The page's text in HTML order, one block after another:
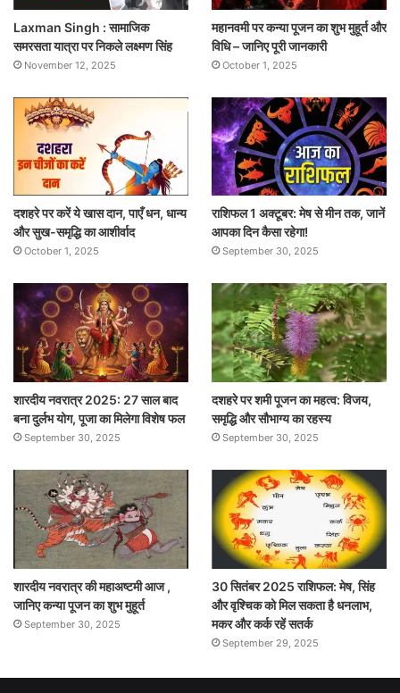
Laxman Singh : सामाजिक
समरसता यात्रा पर निकले लक्ष्मण सिंह
November 12, 2025
महानवमी पर कन्या पूजन का शुभ मुहूर्त और
विधि – जानिए पूरी जानकारी
October 1, 2025
दशहरे पर करें ये खास दान, पाएँ धन, धान्य
और सुख-समृद्धि का आशीर्वाद
October 1, 2025
राशिफल 1 अक्टूबर: मेष से मीन तक, जानें
आपका दिन कैसा रहेगा!
September 30, 2025
शारदीय नवरात्र 2025: 27 साल बाद
बना दुर्लभ योग, पूजा का मिलेगा विशेष फल
September 30, 2025
दशहरे पर शमी पूजन का महत्व: विजय,
समृद्धि और सौभाग्य का रहस्य
September 30, 2025
शारदीय नवरात्र की महाअष्टमी आज ,
जानिए कन्या पूजन का शुभ मुहूर्त
September 30, 2025
30 सितंबर 2025 राशिफल: मेष, सिंह
और वृश्चिक को मिल सकता है धनलाभ,
मकर और कर्क रहें सतर्क
September 29, 2025